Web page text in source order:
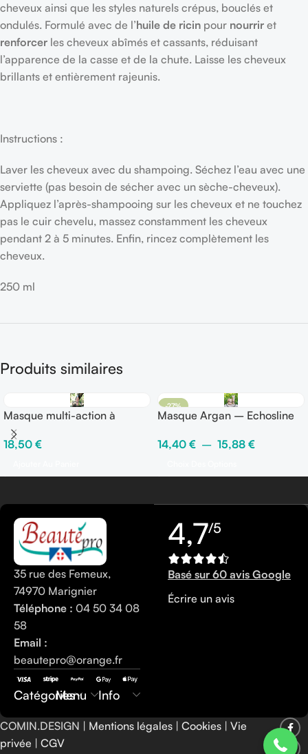
cheveux ainsi que les styles naturels crépus, bouclés et
ondulés. Formulé avec de l’huile de ricin pour nourrir et
renforcer les cheveux abîmés et cassants, réduisant
l’apparence de la casse et de la chute. Laisse les cheveux
brillants et entièrement rajeunis.
Instructions :
Laver les cheveux avec du shampoing. Séchez l’eau avec une
serviette (pas besoin de sécher avec un sèche-cheveux).
Appliquez l’après-shampooing sur les cheveux et ne touchez
pas le cuir chevelu, massez constamment les cheveux
pendant 2 à 5 minutes. Enfin, rincez complètement les
cheveux.
250 ml
Produits similaires
Masque multi-action à
l’argan – Séliar
18,50 €
-27%
Masque Argan – Echosline
14,40 € – 15,88 €
35 rue des Femeux,
74970 Marignier
Téléphone : 04 50 34 08
58
Email :
beautepro@orange.fr
Catégories
Menu Info
4,7/5
Basé sur 60 avis Google
Écrire un avis
COMIN.DESIGN | Mentions légales | Cookies | Vie
privée | CGV